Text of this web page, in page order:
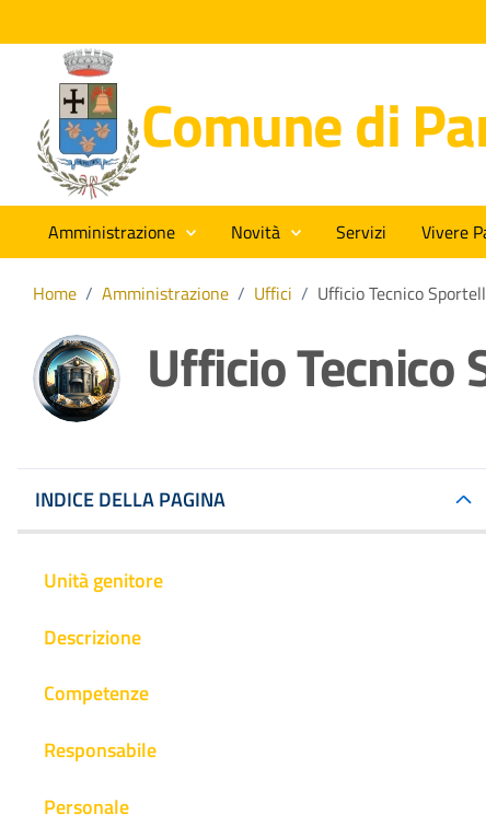
Comune di
Amministrazione Novità Servizi Vivere
Home / Amministrazione / Uffici / Ufficio Tecnico
Ufficio Tecnico
INDICE DELLA PAGINA
Unità genitore
Descrizione
Competenze
Responsabile
Personale